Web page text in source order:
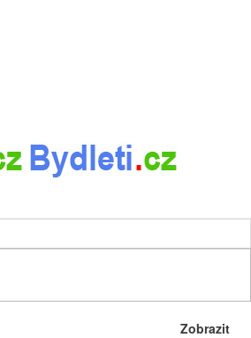
Zobrazit